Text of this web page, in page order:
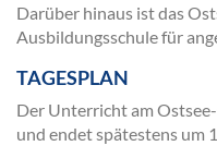
Darüber hinaus ist das
Ausbildungsschule für
TAGESPLAN
Der Unterricht am
und endet spätestens um